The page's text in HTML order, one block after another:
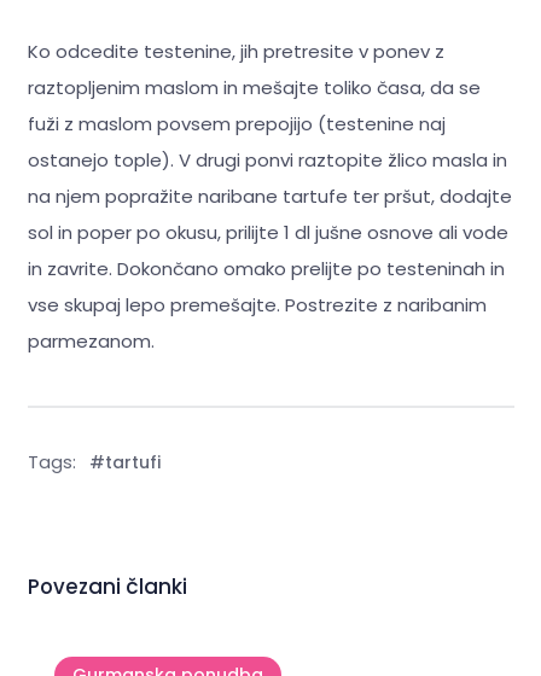
Ko odcedite testenine, jih pretresite v ponev z
raztopljenim maslom in mešajte toliko časa, da se
fuži z maslom povsem prepojijo (testenine naj
ostanejo tople). V drugi ponvi raztopite žlico masla in
na njem popražite naribane tartufe ter pršut, dodajte
sol in poper po okusu, prilijte 1 dl jušne osnove ali vode
in zavrite. Dokončano omako prelijte po testeninah in
vse skupaj lepo premešajte. Postrezite z naribanim
parmezanom.
Tags: #tartufi
Povezani članki